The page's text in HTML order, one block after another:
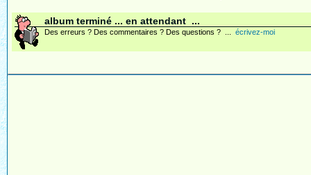
album terminé ... en attendant ...
Des erreurs ? Des commentaires ? Des questions ? ... écrivez-moi